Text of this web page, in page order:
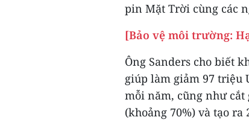
pin Mặt Trời cùng các
[Bảo vệ môi trường:
Ông Sanders cho biết
giúp làm giảm 97 triệu
mỗi năm, cũng như
(khoảng 70%) và tạo